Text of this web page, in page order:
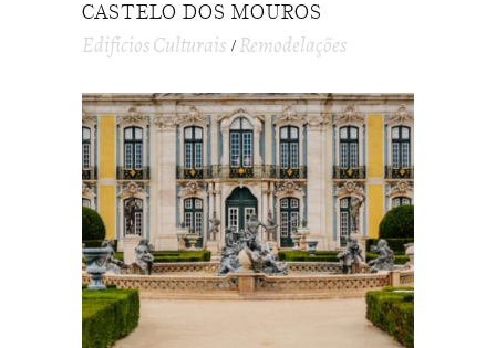
CASTELO DOS MOUROS
Edifícios Culturais Remodelações